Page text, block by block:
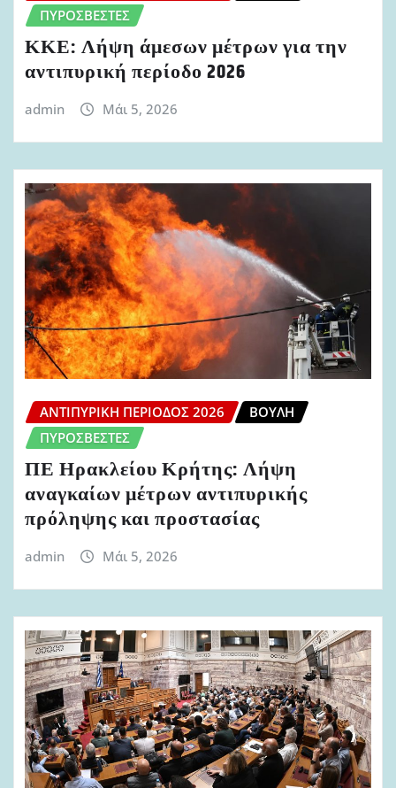
ΠΥΡΟΣΒΈΣΤΕΣ
ΚΚΕ: Λήψη άμεσων μέτρων για την
αντιπυρική περίοδο 2026
admin Μάι 5, 2026
ΑΝΤΙΠΥΡΙΚΉ ΠΕΡΊΟΔΟΣ 2026
ΒΟΥΛΉ
ΠΥΡΟΣΒΈΣΤΕΣ
ΠΕ Ηρακλείου Κρήτης: Λήψη
αναγκαίων μέτρων αντιπυρικής
πρόληψης και προστασίας
admin Μάι 5, 2026